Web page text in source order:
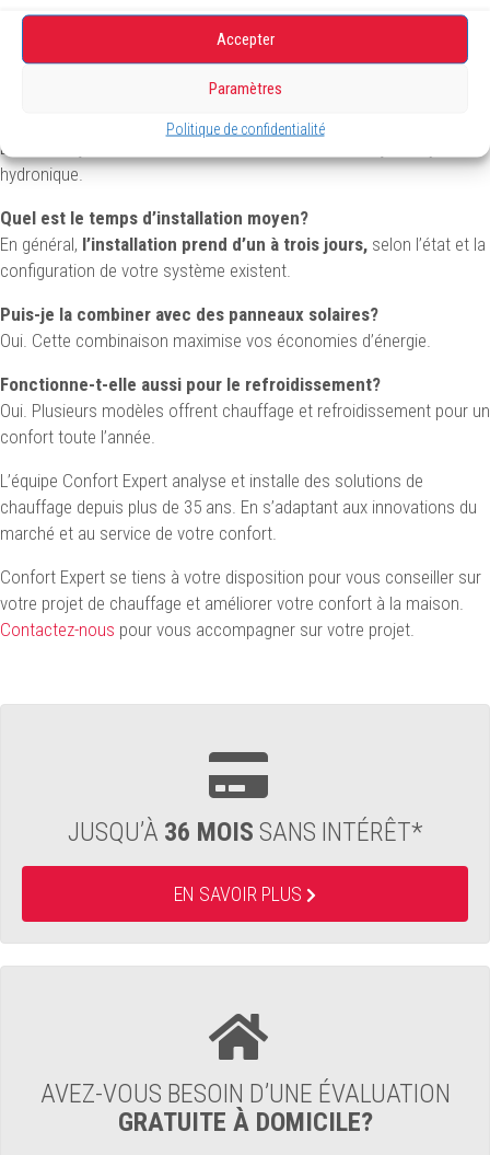
Accepter
Paramètres
Politique de confidentialité
JUSQU’À 36 MOIS SANS INTÉRÊT*
EN SAVOIR PLUS
AVEZ-VOUS BESOIN D’UNE ÉVALUATION
GRATUITE À DOMICILE?
Est-elle efficace par temps froid?
Oui. Les modèles modernes sont conçus pour fonctionner même
Peut-elle remplacer mon système actuel?
Dans la majorité des cas, oui, surtout si vous avez déjà un système
hydronique.
Quel est le temps d’installation moyen?
En général, l’installation prend d’un à trois jours, selon l’état et la
configuration de votre système existent.
Puis-je la combiner avec des panneaux solaires?
Oui. Cette combinaison maximise vos économies d’énergie.
Fonctionne-t-elle aussi pour le refroidissement?
Oui. Plusieurs modèles offrent chauffage et refroidissement pour un
confort toute l’année.
L’équipe Confort Expert analyse et installe des solutions de
chauffage depuis plus de 35 ans. En s’adaptant aux innovations du
marché et au service de votre confort.
Confort Expert se tiens à votre disposition pour vous conseiller sur
votre projet de chauffage et améliorer votre confort à la maison.
Contactez-nous pour vous accompagner sur votre projet.